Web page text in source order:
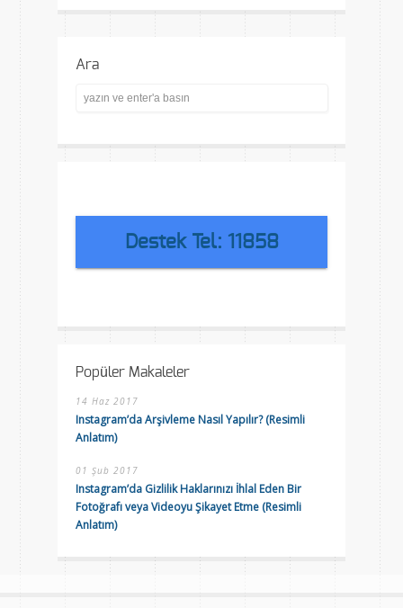
Ara
Destek Tel: 11858
Popüler Makaleler
14 Haz 2017
Instagram’da Arşivleme Nasıl Yapılır? (Resimli
Anlatım)
01 Şub 2017
Instagram’da Gizlilik Haklarınızı İhlal Eden Bir
Fotoğrafı veya Videoyu Şikayet Etme (Resimli
Anlatım)